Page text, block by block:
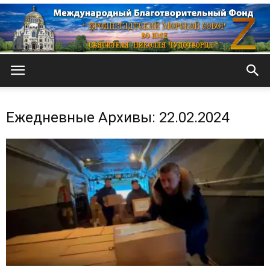
собор
Ежедневные Архивы: 22.02.2024